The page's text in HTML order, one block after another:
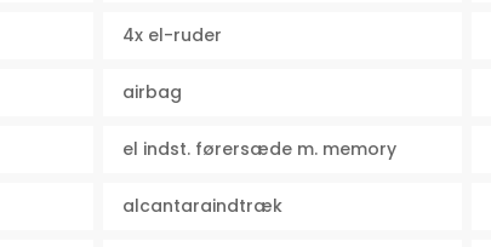
4x el-ruder
airbag
el indst. førersæde m. memory
alcantaraindtræk